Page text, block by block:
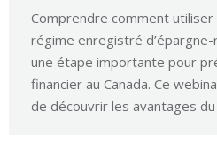
Comprendre comment
régime enregistré
une étape importante pour
financier au Canada. Ce
de découvrir les avantages du